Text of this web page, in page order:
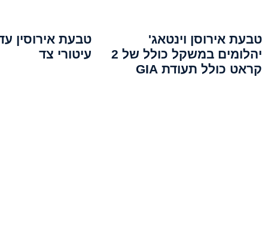
טבעת אירוסן וינטאג'
יהלומים במשקל כולל של 2
קראט כולל תעודת GIA
טבעת אירוסין
עיטורי צד